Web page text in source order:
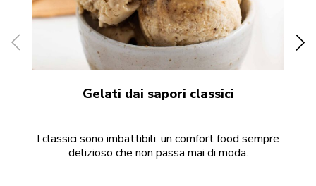
Gelati dai sapori classici
I classici sono imbattibili: un comfort food sempre
delizioso che non passa mai di moda.